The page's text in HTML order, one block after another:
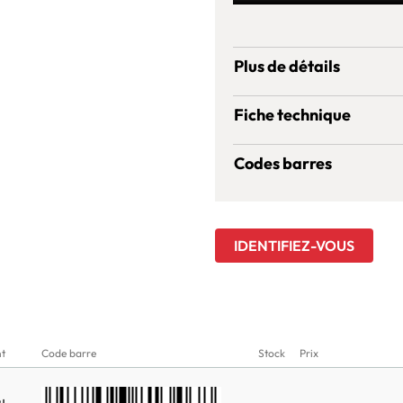
Plus de détails
Fiche technique
Codes barres
IDENTIFIEZ-VOUS
Code barre Stock Prix